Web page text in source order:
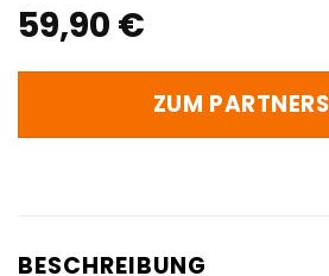
59,90 €
ZUM
BESCHREIBUNG